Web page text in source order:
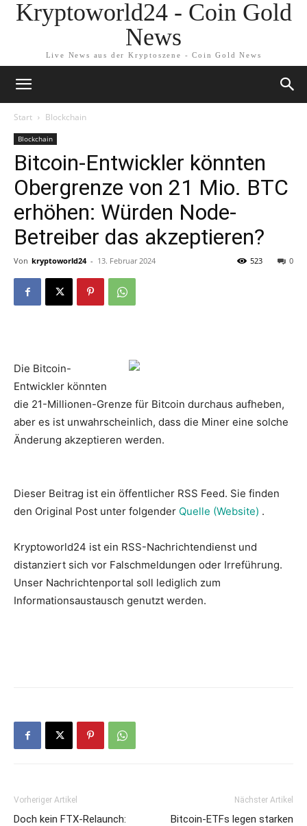
Kryptoworld24 - Coin Gold
News
Live News aus der Kryptoszene - Coin Gold News
Start Blockchain
Blockchain
Bitcoin-Entwickler könnten
Obergrenze von 21 Mio. BTC
erhöhen: Würden Node-
Betreiber das akzeptieren?
Von kryptoworld24 - 13. Februar 2024 0
523
Die Bitcoin-
Entwickler könnten
die 21-Millionen-Grenze für Bitcoin durchaus aufheben,
aber es ist unwahrscheinlich, dass die Miner eine solche
Änderung akzeptieren werden.
Dieser Beitrag ist ein öffentlicher RSS Feed. Sie finden
den Original Post unter folgender Quelle (Website) .
Kryptoworld24 ist ein RSS-Nachrichtendienst und
distanziert sich vor Falschmeldungen oder Irreführung.
Unser Nachrichtenportal soll lediglich zum
Informationsaustausch genutzt werden.
Vorheriger Artikel
Doch kein FTX-Relaunch:
Nächster Artikel
Bitcoin-ETFs legen starken